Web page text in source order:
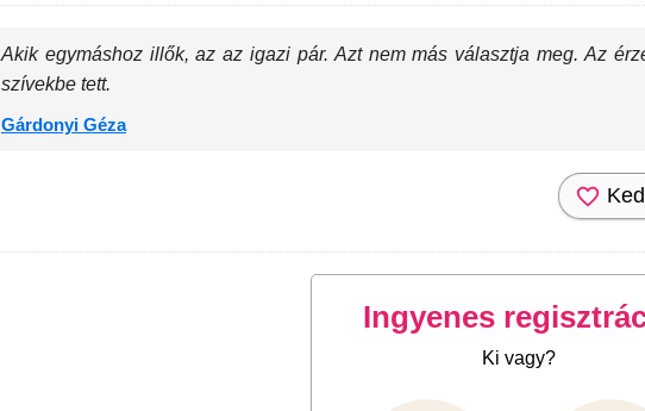
Akik egymáshoz illők, az az igazi pár. Azt nem más választja meg. Az
szívekbe tett.
Gárdonyi Géza
Ingyenes
Ki vagy?